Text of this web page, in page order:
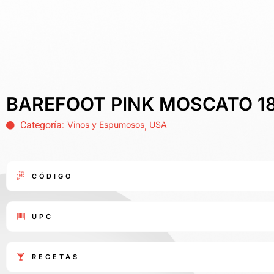
BAREFOOT PINK MOSCATO
Categoría: Vinos y Espumosos, USA
CÓDIGO
UPC
RECETAS